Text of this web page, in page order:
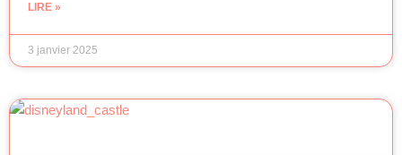
LIRE »
3 janvier 2025